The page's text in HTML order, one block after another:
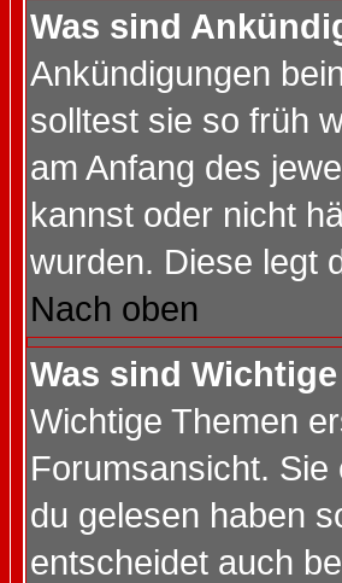
Was sind
Ankündigungen
solltest sie so früh
am Anfang des
kannst oder nicht
wurden. Diese legt
Nach oben
Was sind
Wichtige Themen
Forumsansicht.
du gelesen haben
entscheidet auch